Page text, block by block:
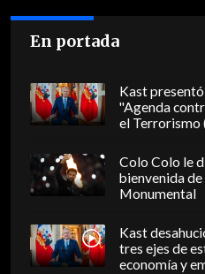
En portada
Kast presentó
"Agenda
el Terrorismo
Colo Colo le
bienvenida
Monumental
Kast
tres ejes de
economía y